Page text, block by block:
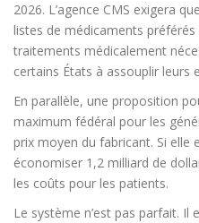
2026. L’agence CMS exigera
listes de médicaments préférés
traitements médicalement
certains États à assouplir leurs
En parallèle, une proposition
maximum fédéral pour les
prix moyen du fabricant. Si elle
économiser 1,2 milliard de
les coûts pour les patients.
Le système n’est pas parfait.